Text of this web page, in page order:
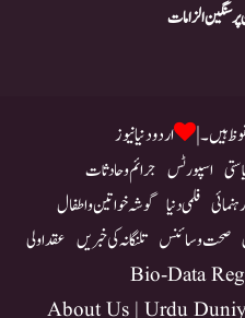
سنگین الزامات
اردو دنیا نیوز
اسپورٹس جرائم و حادثات
فلمی دنیا گوشہ خواتین و اطفال
صحت و سائنس تلنگانہ کی خبریں عقد اولی
Bio-Data
About Us | Urdu